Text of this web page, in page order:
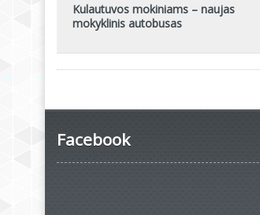
Kulautuvos mokiniams – naujas
mokyklinis autobusas
Facebook